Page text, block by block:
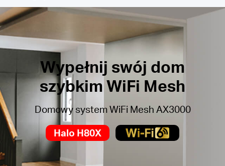
Wypełnij swój dom
szybkim WiFi Mesh
Domowy system WiFi Mesh AX3000
Halo H80X